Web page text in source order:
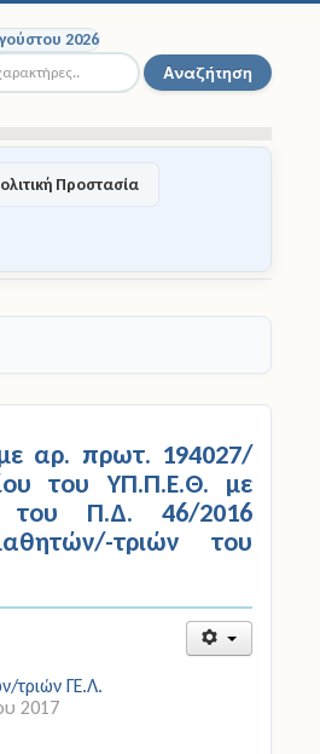
2026
Αναζήτηση
Προστασία
αρ. πρωτ. 194027/
του ΥΠ.Π.Ε.Θ. με
του Π.Δ. 46/2016
τριών του
τριών ΓΕ.Λ.
2017